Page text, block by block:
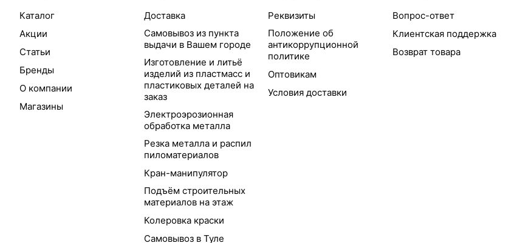
Каталог
Акции
Статьи
Бренды
О компании
Магазины
Доставка
Самовывоз из пункта
выдачи в Вашем городе
Изготовление и литьё
изделий из пластмасс и
пластиковых деталей на
заказ
Электроэрозионная
обработка металла
Резка металла и распил
пиломатериалов
Кран-манипулятор
Подъём строительных
материалов на этаж
Колеровка краски
Самовывоз в Туле
Реквизиты
Положение об
антикоррупционной
политике
Оптовикам
Условия доставки
Вопрос-ответ
Клиентская поддержка
Возврат товара